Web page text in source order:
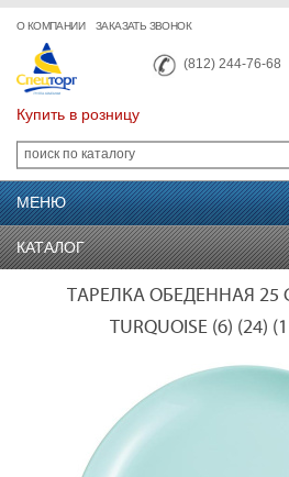
О КОМПАНИИ ЗАКАЗАТЬ ЗВОНОК
(812) 244-76-68
Купить в розницу
МЕНЮ
КАТАЛОГ
ТАРЕЛКА ОБЕДЕННАЯ 25
TURQUOISE (6) (24)